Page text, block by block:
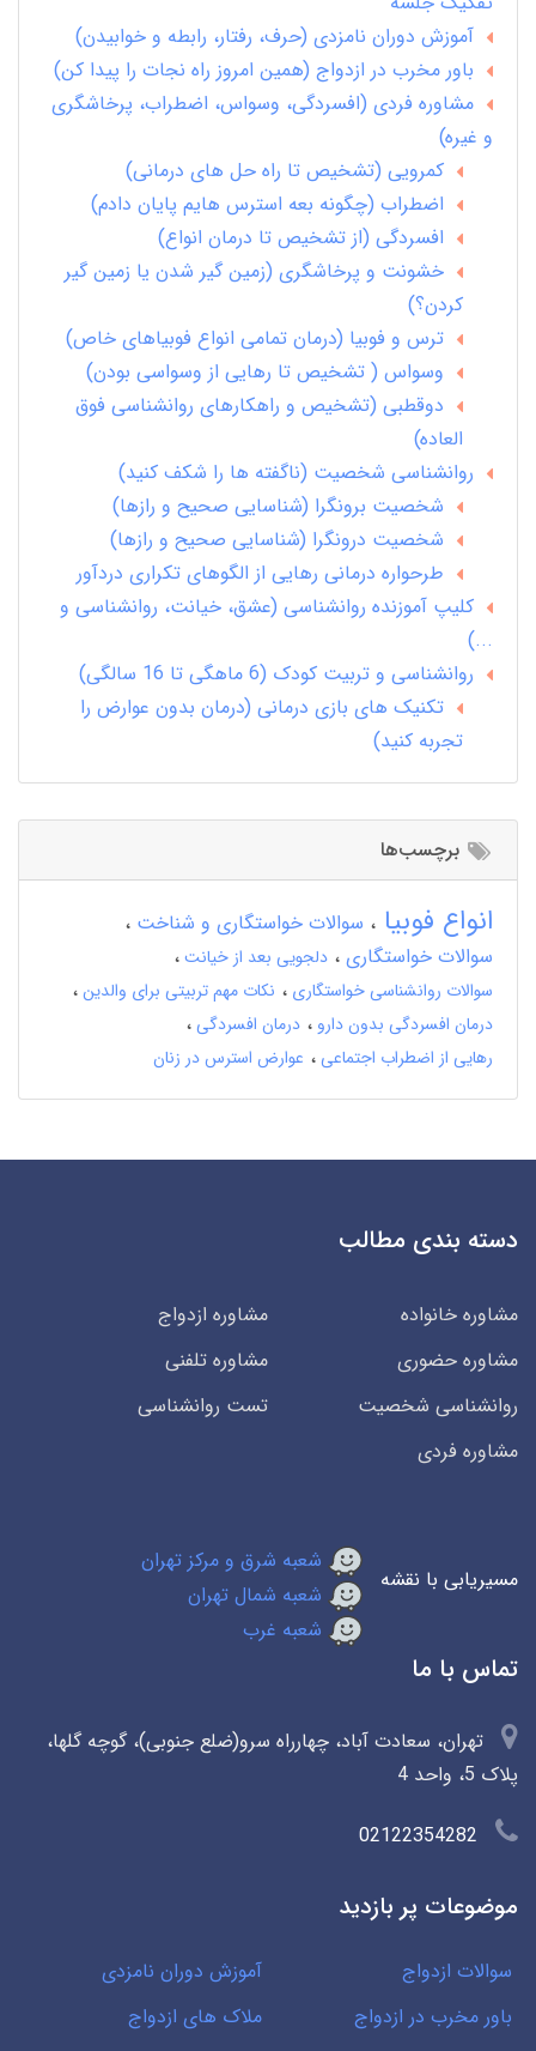
آموزش دوران نامزدی (حرف، رفتار، رابطه و خوابیدن)
باور مخرب در ازدواج (همین امروز راه نجات را پیدا کن)
مشاوره فردی (افسردگی، وسواس، اضطراب، پرخاشگری
و غیره)
کمرویی (تشخیص تا راه حل های درمانی)
اضطراب (چگونه بعه استرس هایم پایان دادم)
افسردگی (از تشخیص تا درمان انواع)
خشونت و پرخاشگری (زمین گیر شدن یا زمین گیر
کردن؟)
ترس و فوبیا (درمان تمامی انواع فوبیاهای خاص)
وسواس ( تشخیص تا رهایی از وسواسی بودن)
دوقطبی (تشخیص و راهکارهای روانشناسی فوق
العاده)
روانشناسی شخصیت (ناگفته ها را شکف کنید)
شخصیت برونگرا (شناسایی صحیح و رازها)
شخصیت درونگرا (شناسایی صحیح و رازها)
طرحواره درمانی رهایی از الگوهای تکراری دردآور
کلیپ آموزنده روانشناسی (عشق، خیانت، روانشناسی و
...)
روانشناسی و تربیت کودک (6 ماهگی تا 16 سالگی)
تکنیک های بازی درمانی (درمان بدون عوارض را
تجربه کنید)
برچسب‌ها
انواع فوبیا
سوالات خواستگاری و شناخت
سوالات خواستگاری
دلجویی بعد از خیانت
سوالات روانشناسی خواستگاری
نکات مهم تربیتی برای والدین
درمان افسردگی بدون دارو
درمان افسردگی
رهایی از اضطراب اجتماعی
عوارض استرس در زنان
دسته بندی مطالب
مشاوره خانواده
مشاوره ازدواج
مشاوره حضوری
مشاوره تلفنی
روانشناسی شخصیت
تست روانشناسی
مشاوره فردی
مسیریابی با نقشه
شعبه شرق و مرکز تهران
شعبه شمال تهران
شعبه غرب
تماس با ما
تهران، سعادت آباد، چهارراه سرو(ضلع جنوبی)، گوچه گلها،
پلاک 5، واحد 4
02122354282
موضوعات پر بازدید
سوالات ازدواج
آموزش دوران نامزدی
باور مخرب در ازدواج
ملاک های ازدواج